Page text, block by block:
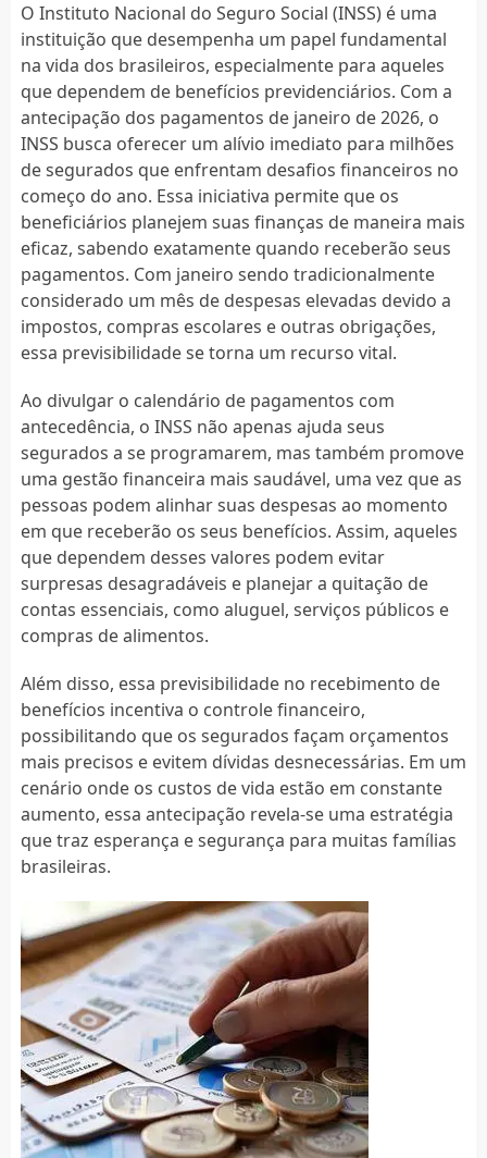
O Instituto Nacional do Seguro Social (INSS) é uma
instituição que desempenha um papel fundamental
na vida dos brasileiros, especialmente para aqueles
que dependem de benefícios previdenciários. Com a
antecipação dos pagamentos de janeiro de 2026, o
INSS busca oferecer um alívio imediato para milhões
de segurados que enfrentam desafios financeiros no
começo do ano. Essa iniciativa permite que os
beneficiários planejem suas finanças de maneira mais
eficaz, sabendo exatamente quando receberão seus
pagamentos. Com janeiro sendo tradicionalmente
considerado um mês de despesas elevadas devido a
impostos, compras escolares e outras obrigações,
essa previsibilidade se torna um recurso vital.
Ao divulgar o calendário de pagamentos com
antecedência, o INSS não apenas ajuda seus
segurados a se programarem, mas também promove
uma gestão financeira mais saudável, uma vez que as
pessoas podem alinhar suas despesas ao momento
em que receberão os seus benefícios. Assim, aqueles
que dependem desses valores podem evitar
surpresas desagradáveis e planejar a quitação de
contas essenciais, como aluguel, serviços públicos e
compras de alimentos.
Além disso, essa previsibilidade no recebimento de
benefícios incentiva o controle financeiro,
possibilitando que os segurados façam orçamentos
mais precisos e evitem dívidas desnecessárias. Em um
cenário onde os custos de vida estão em constante
aumento, essa antecipação revela-se uma estratégia
que traz esperança e segurança para muitas famílias
brasileiras.